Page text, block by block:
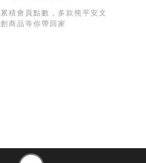
累積會員點數，多款熊平安文
創商品等你帶回家